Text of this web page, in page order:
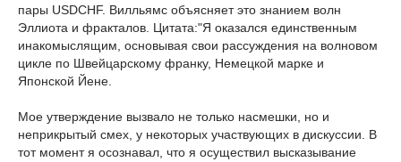
пары USDCHF. Вилльямс объясняет это знанием волн
Эллиота и фракталов. Цитата:"Я оказался единственным
инакомыслящим, основывая свои рассуждения на волновом
цикле по Швейцарскому франку, Немецкой марке и
Японской Йене.
Мое утверждение вызвало не только насмешки, но и
неприкрытый смех, у некоторых участвующих в дискуссии. В
тот момент я осознавал, что я осуществил высказывание